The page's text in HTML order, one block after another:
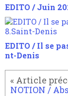
EDITO / Juin
EDITO / Il se
nt-Denis